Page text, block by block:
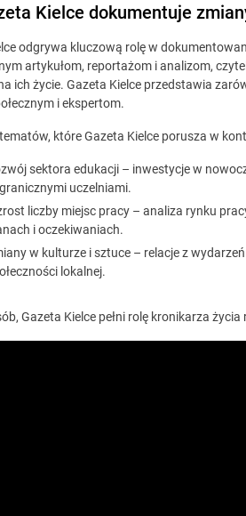
Kielce dokumentuje
odgrywa kluczową rolę w
artykułom, reportażom i analizom,
ich życie. Gazeta Kielce przedstawia
i ekspertom.
które Gazeta Kielce porusza w
sektora edukacji – inwestycje w
uczelniami.
liczby miejsc pracy – analiza rynku
i oczekiwaniach.
w kulturze i sztuce – relacje z
lokalnej.
Gazeta Kielce pełni rolę kronikarza